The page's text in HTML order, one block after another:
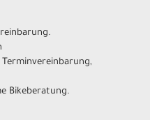
Bikeberatung.